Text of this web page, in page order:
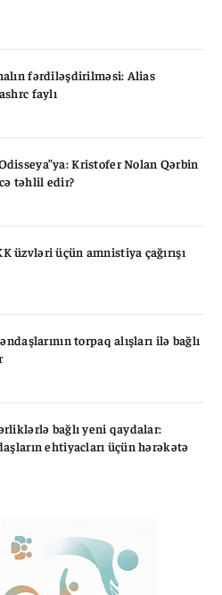
fərdiləşdirilməsi: Alias
faylı
Kristofer Nolan Qərbin
təhlil edir?
üzvləri üçün amnistiya çağırışı
torpaq alışları ilə bağlı
bağlı yeni qaydalar:
ehtiyacları üçün hərəkətə